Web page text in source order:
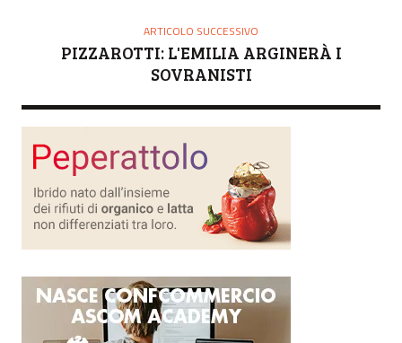
ARTICOLO SUCCESSIVO
PIZZAROTTI: L'EMILIA ARGINERÀ I
SOVRANISTI